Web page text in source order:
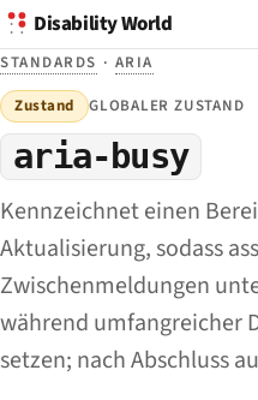
Disability World
STANDARDS · ARIA
Zustand GLOBALER ZUSTAND
aria-busy
Kennzeichnet einen
Aktualisierung, sodass
Zwischenmeldungen
während umfangreicher
setzen; nach Abschluss